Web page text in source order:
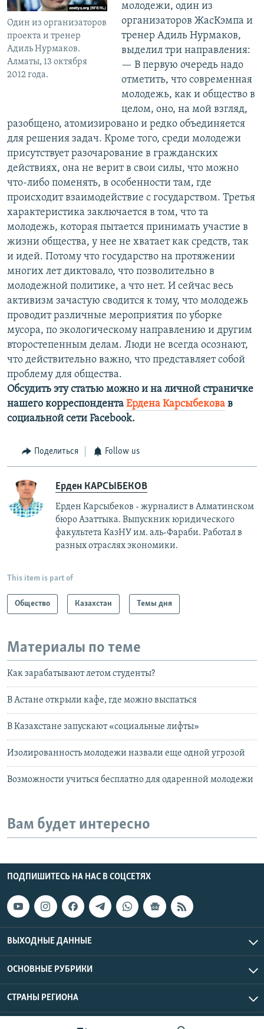
Один из организаторов
проекта и тренер
Адиль Нурмаков.
Алматы, 13 октября
2012 года.
молодежи, один из
организаторов ЖасКэмпа и
тренер Адиль Нурмаков,
выделил три направления:
— В первую очередь надо
отметить, что современная
молодежь, как и общество в
целом, оно, на мой взгляд,
разобщено, атомизировано и редко объединяется
для решения задач. Кроме того, среди молодежи
присутствует разочарование в гражданских
действиях, она не верит в свои силы, что можно
что-либо поменять, в особенности там, где
происходит взаимодействие с государством. Третья
характеристика заключается в том, что та
молодежь, которая пытается принимать участие в
жизни общества, у нее не хватает как средств, так
и идей. Потому что государство на протяжении
многих лет диктовало, что позволительно в
молодежной политике, а что нет. И сейчас весь
активизм зачастую сводится к тому, что молодежь
проводит различные мероприятия по уборке
мусора, по экологическому направлению и другим
второстепенным делам. Люди не всегда осознают,
что действительно важно, что представляет собой
проблему для общества.
Обсудить эту статью можно и на личной страничке
нашего корреспондента Ердена Карсыбекова в
социальной сети Facebook.
Поделиться Follow us
Ерден КАРСЫБЕКОВ
Ерден Карсыбеков - журналист в Алматинском
бюро Азаттыка. Выпускник юридического
факультета КазНУ им. аль-Фараби. Работал в
разных отраслях экономики.
This item is part of
Общество Казахстан Темы дня
Материалы по теме
Как зарабатывают летом студенты?
В Астане открыли кафе, где можно выспаться
В Казахстане запускают «социальные лифты»
Изолированность молодежи назвали еще одной угрозой
Возможности учиться бесплатно для одаренной молодежи
Вам будет интересно
ПОДПИШИТЕСЬ НА НАС В СОЦСЕТЯХ
ВЫХОДНЫЕ ДАННЫЕ
ОСНОВНЫЕ РУБРИКИ
СТРАНЫ РЕГИОНА